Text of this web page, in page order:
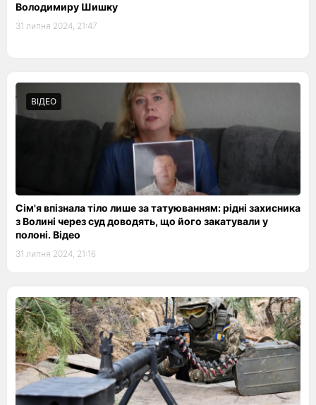
Володимиру Шишку
31 липня 2024, 21:47
ВІДЕО
Сім'я впізнала тіло лише за татуюванням: рідні захисника
з Волині через суд доводять, що його закатували у
полоні. Відео
31 липня 2024, 21:16